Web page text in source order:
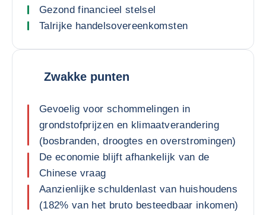
Gezond financieel stelsel
Talrijke handelsovereenkomsten
Zwakke punten
Gevoelig voor schommelingen in
grondstofprijzen en klimaatverandering
(bosbranden, droogtes en overstromingen)
De economie blijft afhankelijk van de
Chinese vraag
Aanzienlijke schuldenlast van huishoudens
(182% van het bruto besteedbaar inkomen)